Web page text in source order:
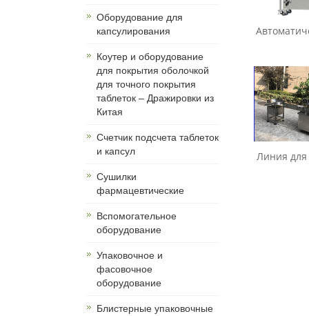
Оборудование для
капсулирования
Коутер и оборудование
для покрытия оболочкой
для точного покрытия
таблеток – Дражировки из
Китая
Счетчик подсчета таблеток
и капсул
Сушилки
фармацевтические
Вспомогательное
оборудование
Упаковочное и
фасовочное
оборудование
Блистерные упаковочные
Линия для